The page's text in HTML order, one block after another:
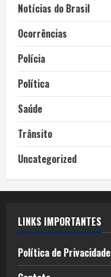
Notícias do Brasil
Ocorrências
Polícia
Política
Saúde
Trânsito
Uncategorized
LINKS IMPORTANTES
Política de Privacidade